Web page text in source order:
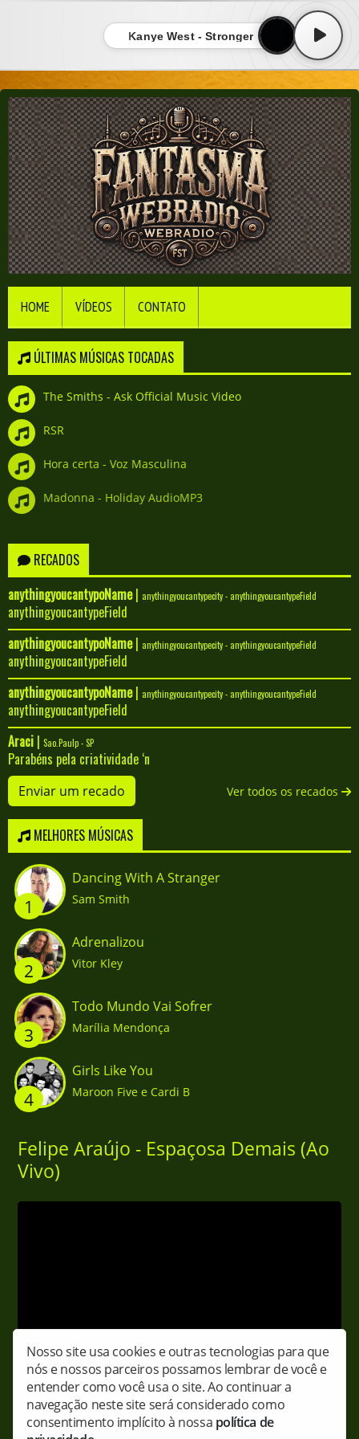
Kanye West - Stronger
HOME VÍDEOS CONTATO
ÚLTIMAS MÚSICAS TOCADAS
The Smiths - Ask Official Music Video
RSR
Hora certa - Voz Masculina
Madonna - Holiday AudioMP3
RECADOS
anythingyoucantypoName| anythingyoucantypecity - anythingyoucantypeField
anythingyoucantypeField
anythingyoucantypoName| anythingyoucantypecity - anythingyoucantypeField
anythingyoucantypeField
anythingyoucantypoName| anythingyoucantypecity - anythingyoucantypeField
anythingyoucantypeField
Araci | Sao.Paulp - SP
Parabéns pela criatividade ‘n
Enviar um recado Ver todos os recados
MELHORES MÚSICAS
1
Dancing With A Stranger
Sam Smith
2
Adrenalizou
Vitor Kley
3
Todo Mundo Vai Sofrer
Marília Mendonça
4
Girls Like You
Maroon Five e Cardi B
Felipe Araújo - Espaçosa Demais (Ao
Vivo)
Compartilhe:
Nosso site usa cookies e outras tecnologias para que
nós e nossos parceiros possamos lembrar de você e
entender como você usa o site. Ao continuar a
navegação neste site será considerado como
consentimento implícito à nossa política de